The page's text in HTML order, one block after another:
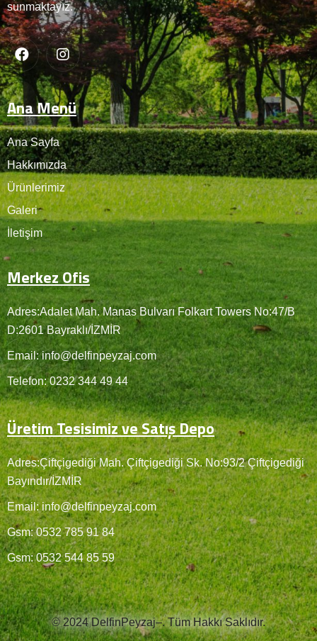
sunmaktayız.
Ana Menü
Ana Sayfa
Hakkımızda
Ürünlerimiz
Galeri
İletişim
Merkez Ofis
Adres:Adalet Mah. Manas Bulvarı Folkart Towers No:47/B
D:2601 Bayraklı/İZMİR
Email: info@delfinpeyzaj.com
Telefon: 0232 344 49 44
Üretim Tesisimiz ve Satış Depo
Adres:Çiftçigediği Mah. Çiftçigediği Sk. No:93/2 Çiftçigediği
Bayındır/İZMİR
Email: info@delfinpeyzaj.com
Gsm: 0532 785 91 84
Gsm: 0532 544 85 59
© 2024 DelfinPeyzaj–. Tüm Hakkı Saklıdır.